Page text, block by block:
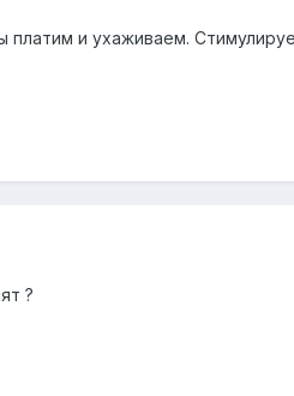
и ухаживаем.
?